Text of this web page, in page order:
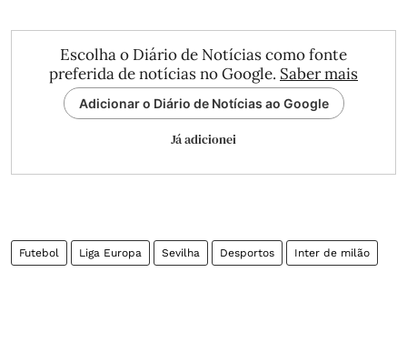
Escolha o Diário de Notícias como fonte
preferida de notícias no Google. Saber mais
Adicionar o Diário de Notícias ao Google
Já adicionei
Futebol Liga Europa Sevilha Desportos Inter de milão